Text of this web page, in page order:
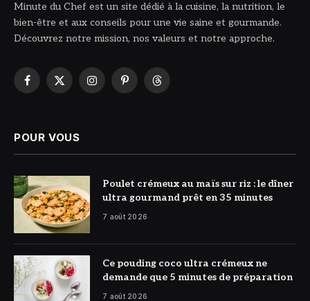
Minute du Chef est un site dédié à la cuisine, la nutrition, le
bien-être et aux conseils pour une vie saine et gourmande.
Découvrez notre mission, nos valeurs et notre approche.
Facebook
X
InstagramPinterestThreads
POUR VOUS
© DR
Poulet crémeux au maïs sur riz : le dîner
ultra gourmand prêt en 35 minutes
7 août 2026
© DR
Ce pouding coco ultra crémeux ne
demande que 5 minutes de préparation
7 août 2026